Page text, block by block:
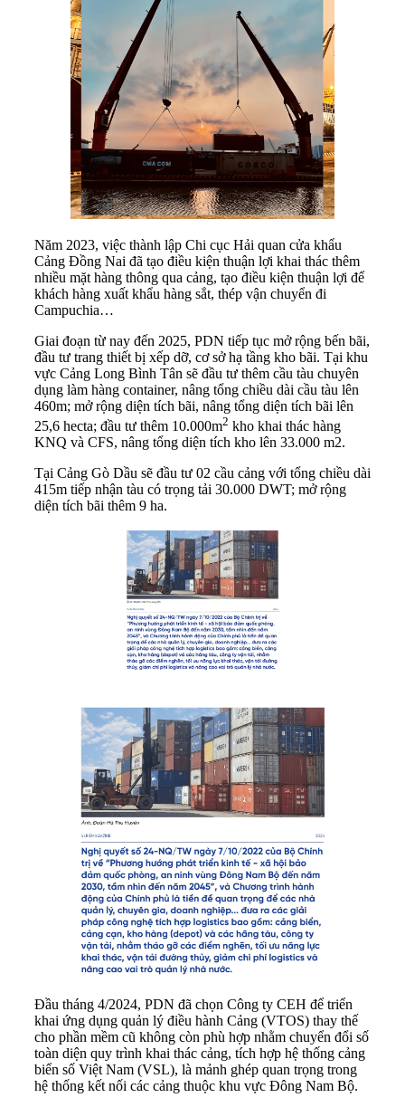
Năm 2023, việc thành lập Chi cục Hải quan cửa khẩu
Cảng Đồng Nai đã tạo điều kiện thuận lợi khai thác thêm
nhiều mặt hàng thông qua cảng, tạo điều kiện thuận lợi để
khách hàng xuất khẩu hàng sắt, thép vận chuyển đi
Campuchia…
Giai đoạn từ nay đến 2025, PDN tiếp tục mở rộng bến bãi,
đầu tư trang thiết bị xếp dỡ, cơ sở hạ tầng kho bãi. Tại khu
vực Cảng Long Bình Tân sẽ đầu tư thêm cầu tàu chuyên
dụng làm hàng container, nâng tổng chiều dài cầu tàu lên
460m; mở rộng diện tích bãi, nâng tổng diện tích bãi lên
25,6 hecta; đầu tư thêm 10.000m2 kho khai thác hàng
KNQ và CFS, nâng tổng diện tích kho lên 33.000 m2.
Tại Cảng Gò Dầu sẽ đầu tư 02 cầu cảng với tổng chiều dài
415m tiếp nhận tàu có trọng tải 30.000 DWT; mở rộng
diện tích bãi thêm 9 ha.
Đầu tháng 4/2024, PDN đã chọn Công ty CEH để triển
khai ứng dụng quản lý điều hành Cảng (VTOS) thay thế
cho phần mềm cũ không còn phù hợp nhằm chuyển đổi số
toàn diện quy trình khai thác cảng, tích hợp hệ thống cảng
biển số Việt Nam (VSL), là mảnh ghép quan trọng trong
hệ thống kết nối các cảng thuộc khu vực Đông Nam Bộ.